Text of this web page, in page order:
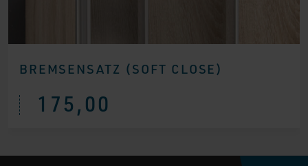
BREMSENSATZ (SOFT CLOSE)
175,00